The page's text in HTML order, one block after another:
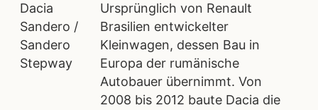
Dacia
Sandero /
Sandero
Stepway
Ursprünglich von Renault
Brasilien entwickelter
Kleinwagen, dessen Bau in
Europa der rumänische
Autobauer übernimmt. Von
2008 bis 2012 baute Dacia die